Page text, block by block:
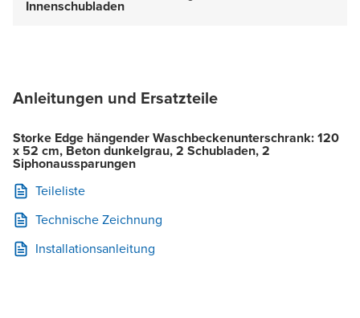
Innenschubladen
Anleitungen und Ersatzteile
Storke Edge hängender Waschbeckenunterschrank: 120
x 52 cm, Beton dunkelgrau, 2 Schubladen, 2
Siphonaussparungen
Teileliste
Technische Zeichnung
Installationsanleitung